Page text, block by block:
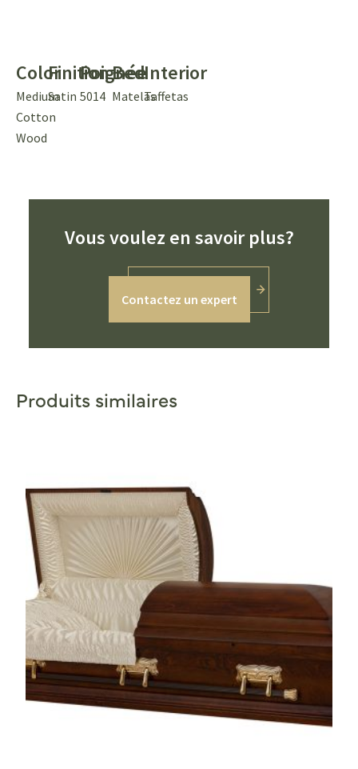
Color
Medium
Cotton
Wood
Finition
Satin
Poignée
5014
Bed
Matelas
Interior
Taffetas
Vous voulez en savoir plus?
Contactez un expert
Produits similaires